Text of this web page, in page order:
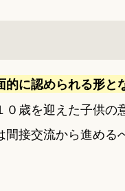
に認められる形と
歳を迎えた子供
接交流から進め